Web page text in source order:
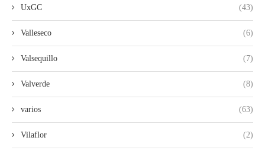
UxGC (43)
Valleseco (6)
Valsequillo (7)
Valverde (8)
varios (63)
Vilaflor (2)